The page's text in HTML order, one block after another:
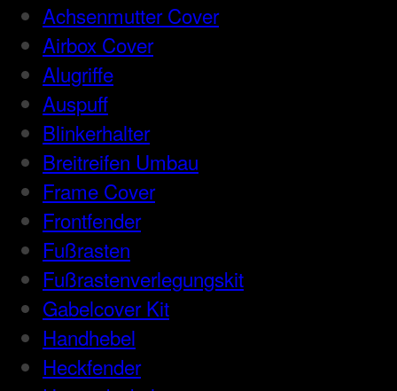
Achsenmutter Cover
Airbox Cover
Alugriffe
Auspuff
Blinkerhalter
Breitreifen Umbau
Frame Cover
Frontfender
Fußrasten
Fußrastenverlegungskit
Gabelcover Kit
Handhebel
Heckfender